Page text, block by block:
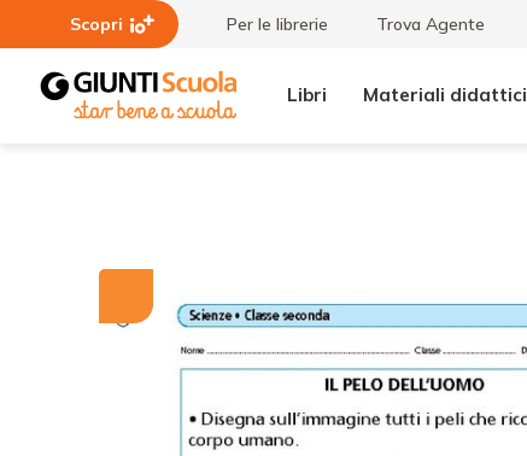
Scopri Per le librerie Trova Agente
Libri Materiali didattici